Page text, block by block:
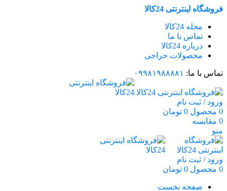
فروشگاه اینترنتی 24کالا
مجله 24کالا
تماس با ما
درباره 24کالا
محصولات حراجی
تماس با ما: ۰۹۹۸۱۹۸۸۸۸۱
ورود / ثبت نام
0 محصول 0 تومان
0 مقایسه
منو
ورود / ثبت نام
0 محصول 0 تومان
صفحه نخست